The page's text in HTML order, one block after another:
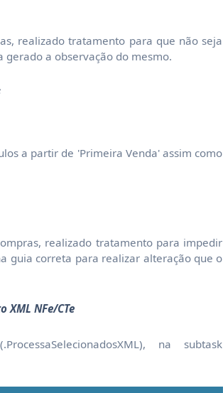
realizado tratamento para que não seja
gerado a observação do mesmo.
a partir de 'Primeira Venda' assim como
realizado tratamento para impedir
guia correta para realizar alteração que o
XML NFe/CTe
na subtask